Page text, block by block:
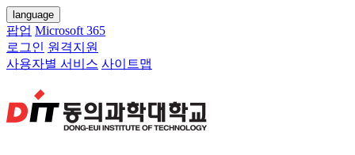
language
팝업 Microsoft 365
로그인 원격지원
사용자별 서비스 사이트맵